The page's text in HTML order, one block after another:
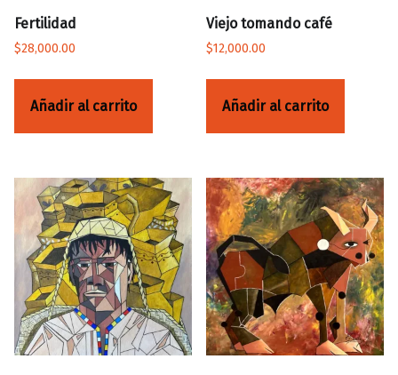
Fertilidad
$28,000.00
Añadir al carrito
Viejo tomando café
$12,000.00
Añadir al carrito